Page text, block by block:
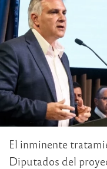
El inminente
Diputados del